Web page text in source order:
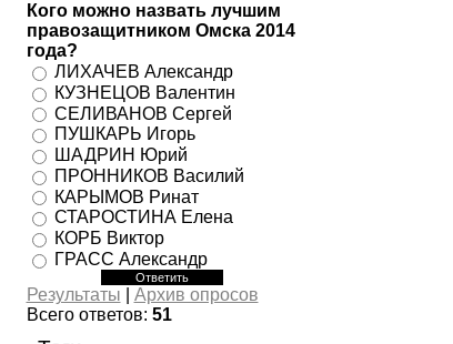
Кого можно назвать лучшим
правозащитником Омска 2014
года?
ЛИХАЧЕВ Александр
КУЗНЕЦОВ Валентин
СЕЛИВАНОВ Сергей
ПУШКАРЬ Игорь
ШАДРИН Юрий
ПРОННИКОВ Василий
КАРЫМОВ Ринат
СТАРОСТИНА Елена
КОРБ Виктор
ГРАСС Александр
Результаты
Архив опросов
Всего ответов: 51